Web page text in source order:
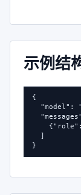
示例结
{
"model": "
  ]
}